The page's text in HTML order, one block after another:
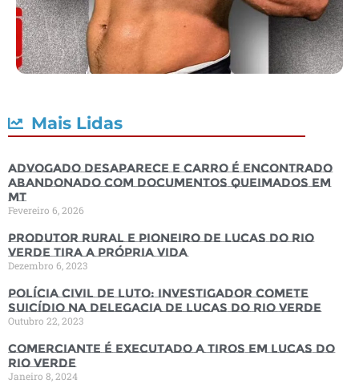
Mais Lidas
Advogado desaparece e carro é encontrado
abandonado com documentos queimados em
MT
Fevereiro 6, 2026
Produtor rural e pioneiro de Lucas do Rio
Verde tira a própria vida
Dezembro 6, 2023
Polícia Civil de luto: Investigador comete
suicídio na Delegacia de Lucas do Rio Verde
Outubro 22, 2023
Comerciante é executado a tiros em Lucas do
Rio Verde
Janeiro 8, 2024